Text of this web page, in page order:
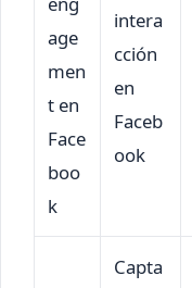
age
men
t en
Face
boo
k
intera
cción
en
Faceb
ook
Capta